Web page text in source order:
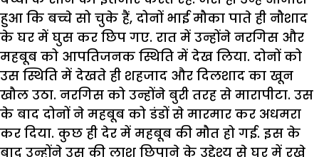
हुआ कि बच्चे सो चुके हैं, दोनों भाई मौका पाते ही नौशाद
के घर में घुस कर छिप गए. रात में उन्होंने नरगिस और
महबूब को आपतिजनक स्थिति में देख लिया. दोनों को
उस स्थिति में देखते ही शहजाद और दिलशाद का खून
खौल उठा. नरगिस को उन्होंने बुरी तरह से मारापीटा. उस
के बाद दोनों ने महबूब को डंडों से मारमार कर अधमरा
कर दिया. कुछ ही देर में महबूब की मौत हो गई. इस के
बाद उन्होंने उस की लाश छिपाने के उद्देश्य से घर में रखे